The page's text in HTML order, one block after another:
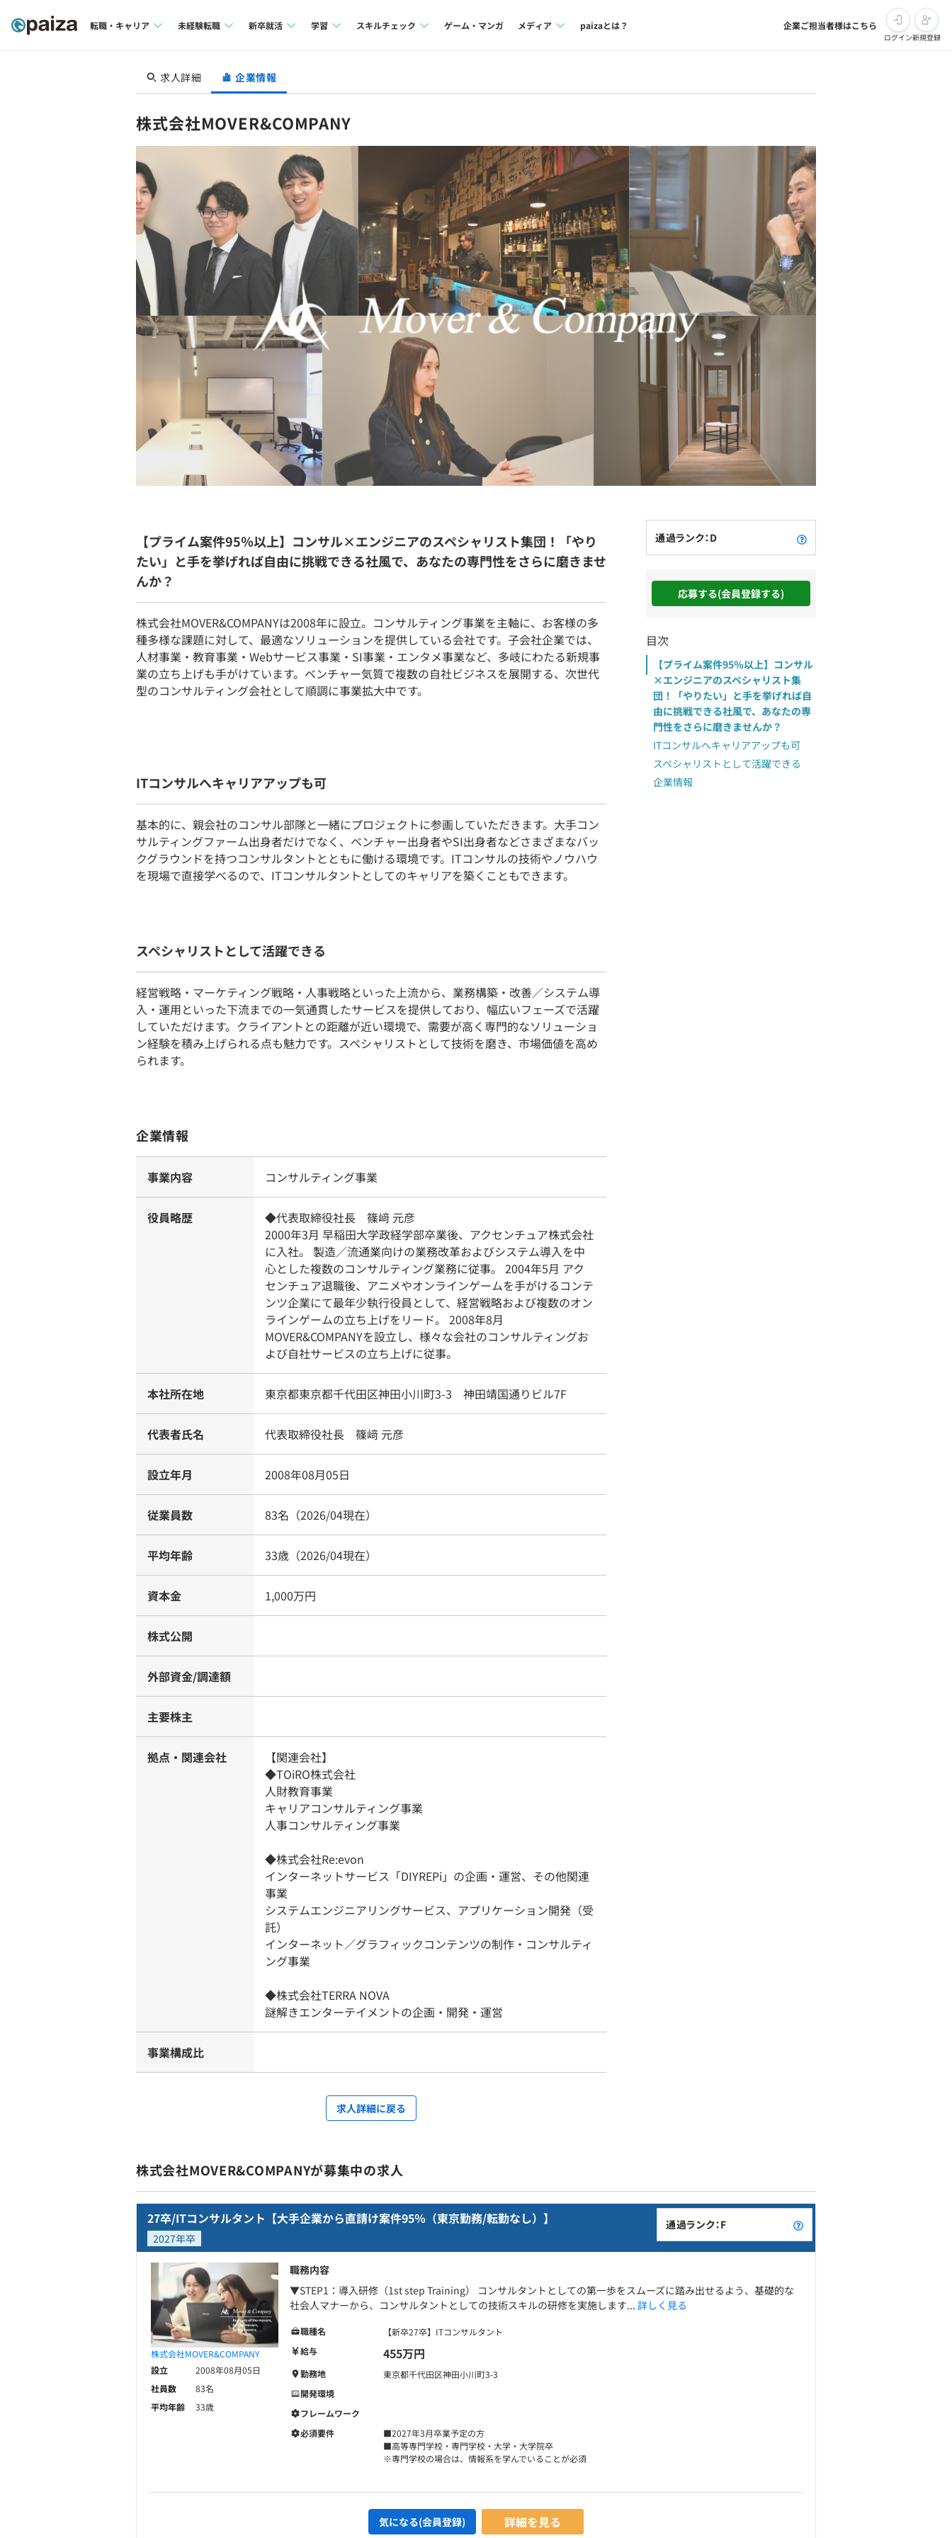
転職・キャリア
転職成功ガイド
転職エージェント
未経験転職
求人検索
転職成功ガイド
新卒就活
本選考
新卒エージェント
イベント・セミナー
インタビュー
就活成功ガイド
学習
4択課題
リファレンス
プラン
個人向けプラン
法人向けプラン
学校向けプラン
契約内容・クーポン
スキルチェック ゲーム・マンガ メディア paizaとは？ 企業ご担当者様はこちら
ログイン新規登録
求人詳細 企業情報
株式会社MOVER&COMPANY
【プライム案件95％以上】コンサル×エンジニアのスペシャリスト集団！「やり
たい」と手を挙げれば自由に挑戦できる社風で、あなたの専門性をさらに磨きませ
んか？
株式会社MOVER&COMPANYは2008年に設立。コンサルティング事業を主軸に、お客様の多
種多様な課題に対して、最適なソリューションを提供している会社です。子会社企業では、
人材事業・教育事業・Webサービス事業・SI事業・エンタメ事業など、多岐にわたる新規事
業の立ち上げも手がけています。ベンチャー気質で複数の自社ビジネスを展開する、次世代
型のコンサルティング会社として順調に事業拡大中です。
ITコンサルへキャリアアップも可
基本的に、親会社のコンサル部隊と一緒にプロジェクトに参画していただきます。大手コン
サルティングファーム出身者だけでなく、ベンチャー出身者やSI出身者などさまざまなバッ
クグラウンドを持つコンサルタントとともに働ける環境です。ITコンサルの技術やノウハウ
を現場で直接学べるので、ITコンサルタントとしてのキャリアを築くこともできます。
スペシャリストとして活躍できる
経営戦略・マーケティング戦略・人事戦略といった上流から、業務構築・改善／システム導
入・運用といった下流までの一気通貫したサービスを提供しており、幅広いフェーズで活躍
していただけます。クライアントとの距離が近い環境で、需要が高く専門的なソリューショ
ン経験を積み上げられる点も魅力です。スペシャリストとして技術を磨き、市場価値を高め
られます。
企業情報
事業内容 コンサルティング事業
役員略歴
◆代表取締役社長 篠﨑 元彦
2000年3月 早稲田大学政経学部卒業後、アクセンチュア株式会社
に入社。 製造／流通業向けの業務改革およびシステム導入を中
心とした複数のコンサルティング業務に従事。 2004年5月 アク
センチュア退職後、アニメやオンラインゲームを手がけるコンテ
ンツ企業にて最年少執行役員として、経営戦略および複数のオン
ラインゲームの立ち上げをリード。 2008年8月
MOVER&COMPANYを設立し、様々な会社のコンサルティングお
よび自社サービスの立ち上げに従事。
本社所在地 東京都東京都千代田区神田小川町3-3 神田靖国通りビル7F
代表者氏名 代表取締役社長 篠﨑 元彦
設立年月 2008年08月05日
従業員数 83名（2026/04現在）
平均年齢 33歳（2026/04現在）
資本金 1,000万円
株式公開
外部資金/調達額
主要株主
拠点・関連会社
【関連会社】
◆TOiRO株式会社
人財教育事業
キャリアコンサルティング事業
人事コンサルティング事業
◆株式会社Re:evon
インターネットサービス「DIYREPi」の企画・運営、その他関連
事業
システムエンジニアリングサービス、アプリケーション開発（受
託）
インターネット／グラフィックコンテンツの制作・コンサルティ
ング事業
◆株式会社TERRA NOVA
謎解きエンターテイメントの企画・開発・運営
事業構成比
求人詳細に戻る
通過ランク：D
応募する(会員登録する)
目次
【プライム案件95％以上】コンサル
×エンジニアのスペシャリスト集
団！「やりたい」と手を挙げれば自
由に挑戦できる社風で、あなたの専
門性をさらに磨きませんか？
ITコンサルへキャリアアップも可
スペシャリストとして活躍できる
企業情報
株式会社MOVER&COMPANYが募集中の求人
27卒/ITコンサルタント【大手企業から直請け案件95％（東京勤務/転勤なし）】
2027年卒
通過ランク：F
株式会社MOVER&COMPANY
設立
2008年08月05日
社員数
83名
平均年齢
33歳
職務内容
▼STEP1：導入研修（1st step Training） コンサルタントとしての第一歩をスムーズに踏み出せるよう、基礎的な
社会人マナーから、コンサルタントとしての技術スキルの研修を実施します... 詳しく見る
職種名
【新卒27卒】ITコンサルタント
給与
455万円
勤務地
東京都千代田区神田小川町3-3
開発環境
フレームワーク
必須要件
■2027年3月卒業予定の方
■高等専門学校・専門学校・大学・大学院卒
※専門学校の場合は、情報系を学んでいることが必須
気になる(会員登録) 詳細を見る